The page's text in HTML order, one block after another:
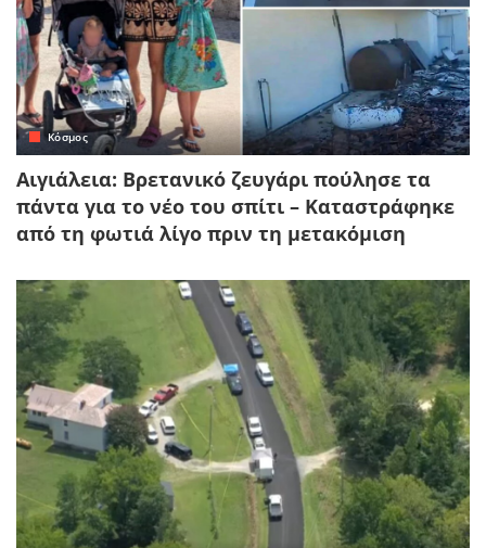
Κόσμος
Αιγιάλεια: Βρετανικό ζευγάρι πούλησε τα
πάντα για το νέο του σπίτι – Καταστράφηκε
από τη φωτιά λίγο πριν τη μετακόμιση